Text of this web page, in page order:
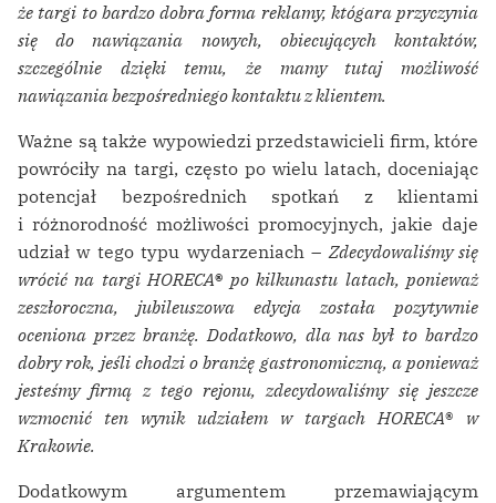
że targi to bardzo dobra forma reklamy, któgara przyczynia
się do nawiązania nowych, obiecujących kontaktów,
szczególnie dzięki temu, że mamy tutaj możliwość
nawiązania bezpośredniego kontaktu z klientem.
Ważne są także wypowiedzi przedstawicieli firm, które
powróciły na targi, często po wielu latach, doceniając
potencjał bezpośrednich spotkań z klientami
i różnorodność możliwości promocyjnych, jakie daje
udział w tego typu wydarzeniach –Zdecydowaliśmy się
wrócić na targi HORECA® po kilkunastu latach, ponieważ
zeszłoroczna, jubileuszowa edycja została pozytywnie
oceniona przez branżę. Dodatkowo, dla nas był to bardzo
dobry rok, jeśli chodzi o branżę gastronomiczną, a ponieważ
jesteśmy firmą z tego rejonu, zdecydowaliśmy się jeszcze
wzmocnić ten wynik udziałem w targach HORECA® w
Krakowie.
Dodatkowym argumentem przemawiającym